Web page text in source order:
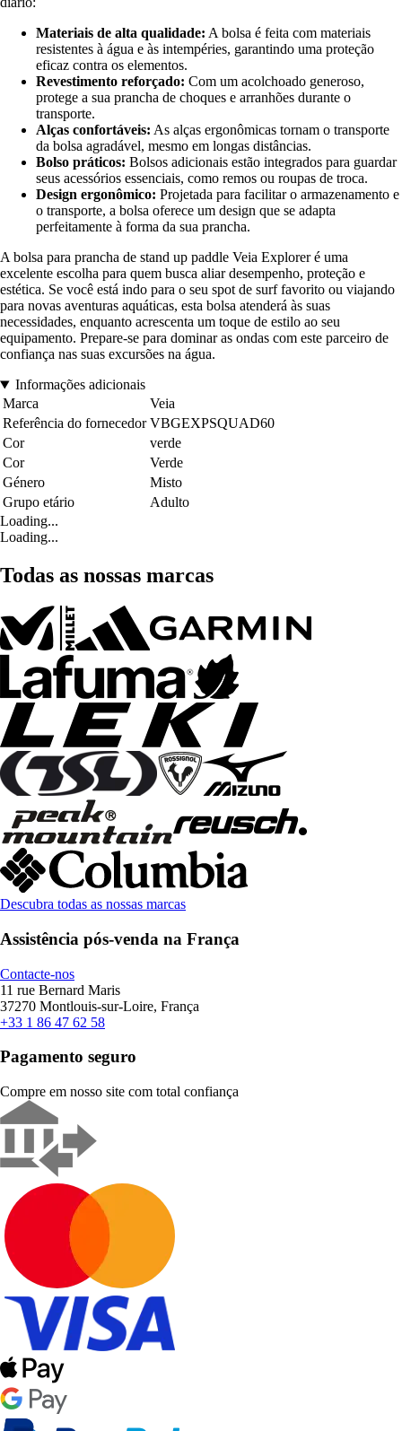
Materiais de alta qualidade: A bolsa é feita com materiais
resistentes à água e às intempéries, garantindo uma proteção
eficaz contra os elementos.
Revestimento reforçado: Com um acolchoado generoso,
protege a sua prancha de choques e arranhões durante o
transporte.
Alças confortáveis: As alças ergonômicas tornam o transporte
da bolsa agradável, mesmo em longas distâncias.
Bolso práticos: Bolsos adicionais estão integrados para guardar
seus acessórios essenciais, como remos ou roupas de troca.
Design ergonômico: Projetada para facilitar o armazenamento e
o transporte, a bolsa oferece um design que se adapta
perfeitamente à forma da sua prancha.
A bolsa para prancha de stand up paddle Veia Explorer é uma
excelente escolha para quem busca aliar desempenho, proteção e
estética. Se você está indo para o seu spot de surf favorito ou viajando
para novas aventuras aquáticas, esta bolsa atenderá às suas
necessidades, enquanto acrescenta um toque de estilo ao seu
equipamento. Prepare-se para dominar as ondas com este parceiro de
confiança nas suas excursões na água.
Informações adicionais
Marca
Veia
Referência do fornecedor VBGEXPSQUAD60
Cor
verde
Cor
Verde
Género
Misto
Grupo etário
Adulto
Loading...
Loading...
Todas as nossas marcas
Descubra todas as nossas marcas
Assistência pós-venda na França
Contacte-nos
11 rue Bernard Maris
37270 Montlouis-sur-Loire, França
+33 1 86 47 62 58
Pagamento seguro
Compre em nosso site com total confiança